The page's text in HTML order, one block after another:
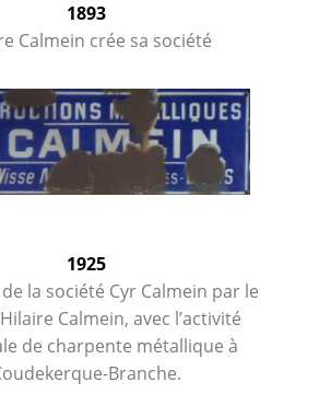
1893
Calmein crée sa société
1925
la société Cyr Calmein par le
Calmein, avec l’activité
de charpente métallique à
Branche.